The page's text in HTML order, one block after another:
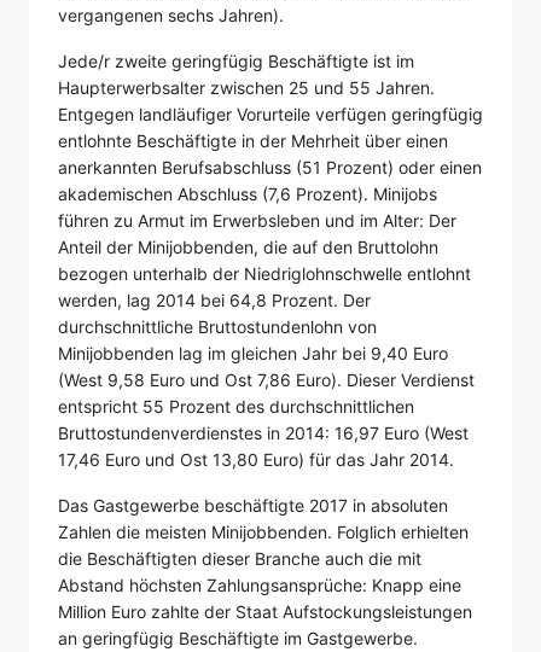
vergangenen sechs Jahren).
Jede/r zweite geringfügig Beschäftigte ist im
Haupterwerbsalter zwischen 25 und 55 Jahren.
Entgegen landläufiger Vorurteile verfügen geringfügig
entlohnte Beschäftigte in der Mehrheit über einen
anerkannten Berufsabschluss (51 Prozent) oder einen
akademischen Abschluss (7,6 Prozent). Minijobs
führen zu Armut im Erwerbsleben und im Alter: Der
Anteil der Minijobbenden, die auf den Bruttolohn
bezogen unterhalb der Niedriglohnschwelle entlohnt
werden, lag 2014 bei 64,8 Prozent. Der
durchschnittliche Bruttostundenlohn von
Minijobbenden lag im gleichen Jahr bei 9,40 Euro
(West 9,58 Euro und Ost 7,86 Euro). Dieser Verdienst
entspricht 55 Prozent des durchschnittlichen
Bruttostundenverdienstes in 2014: 16,97 Euro (West
17,46 Euro und Ost 13,80 Euro) für das Jahr 2014.
Das Gastgewerbe beschäftigte 2017 in absoluten
Zahlen die meisten Minijobbenden. Folglich erhielten
die Beschäftigten dieser Branche auch die mit
Abstand höchsten Zahlungsansprüche: Knapp eine
Million Euro zahlte der Staat Aufstockungsleistungen
an geringfügig Beschäftigte im Gastgewerbe.